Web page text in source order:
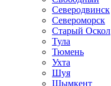
Северодвинск
Североморск
Старый Оскол
Тула
Тюмень
Ухта
Шуя
Шымкент